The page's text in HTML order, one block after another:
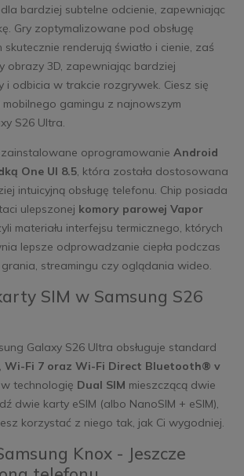
bardziej subtelne odcienie, zapewniając
Gry zoptymalizowane pod obsługę
renderują światło i cienie, zaś
obrazy 3D, zapewniając bardziej
i odbicia w trakcie rozgrywek. Ciesz się
gamingu z najnowszym
S26 Ultra.
zainstalowane oprogramowanie Android
One UI 8.5, która została dostosowana
intuicyjną obsługę telefonu. Chip posiada
ulepszonej komory parowej Vapor
materiału interfejsu termicznego, których
lepsze odprowadzanie ciepła podczas
streamingu czy oglądania wideo.
SIM w Samsung S26
Galaxy S26 Ultra obsługuje standard
Wi-Fi 7 oraz Wi-Fi Direct Bluetooth® v
technologię Dual SIM mieszczącą dwie
dwie karty eSIM (albo NanoSIM + eSIM),
korzystać z niego tak, jak Ci wygodniej.
Knox - Jeszcze